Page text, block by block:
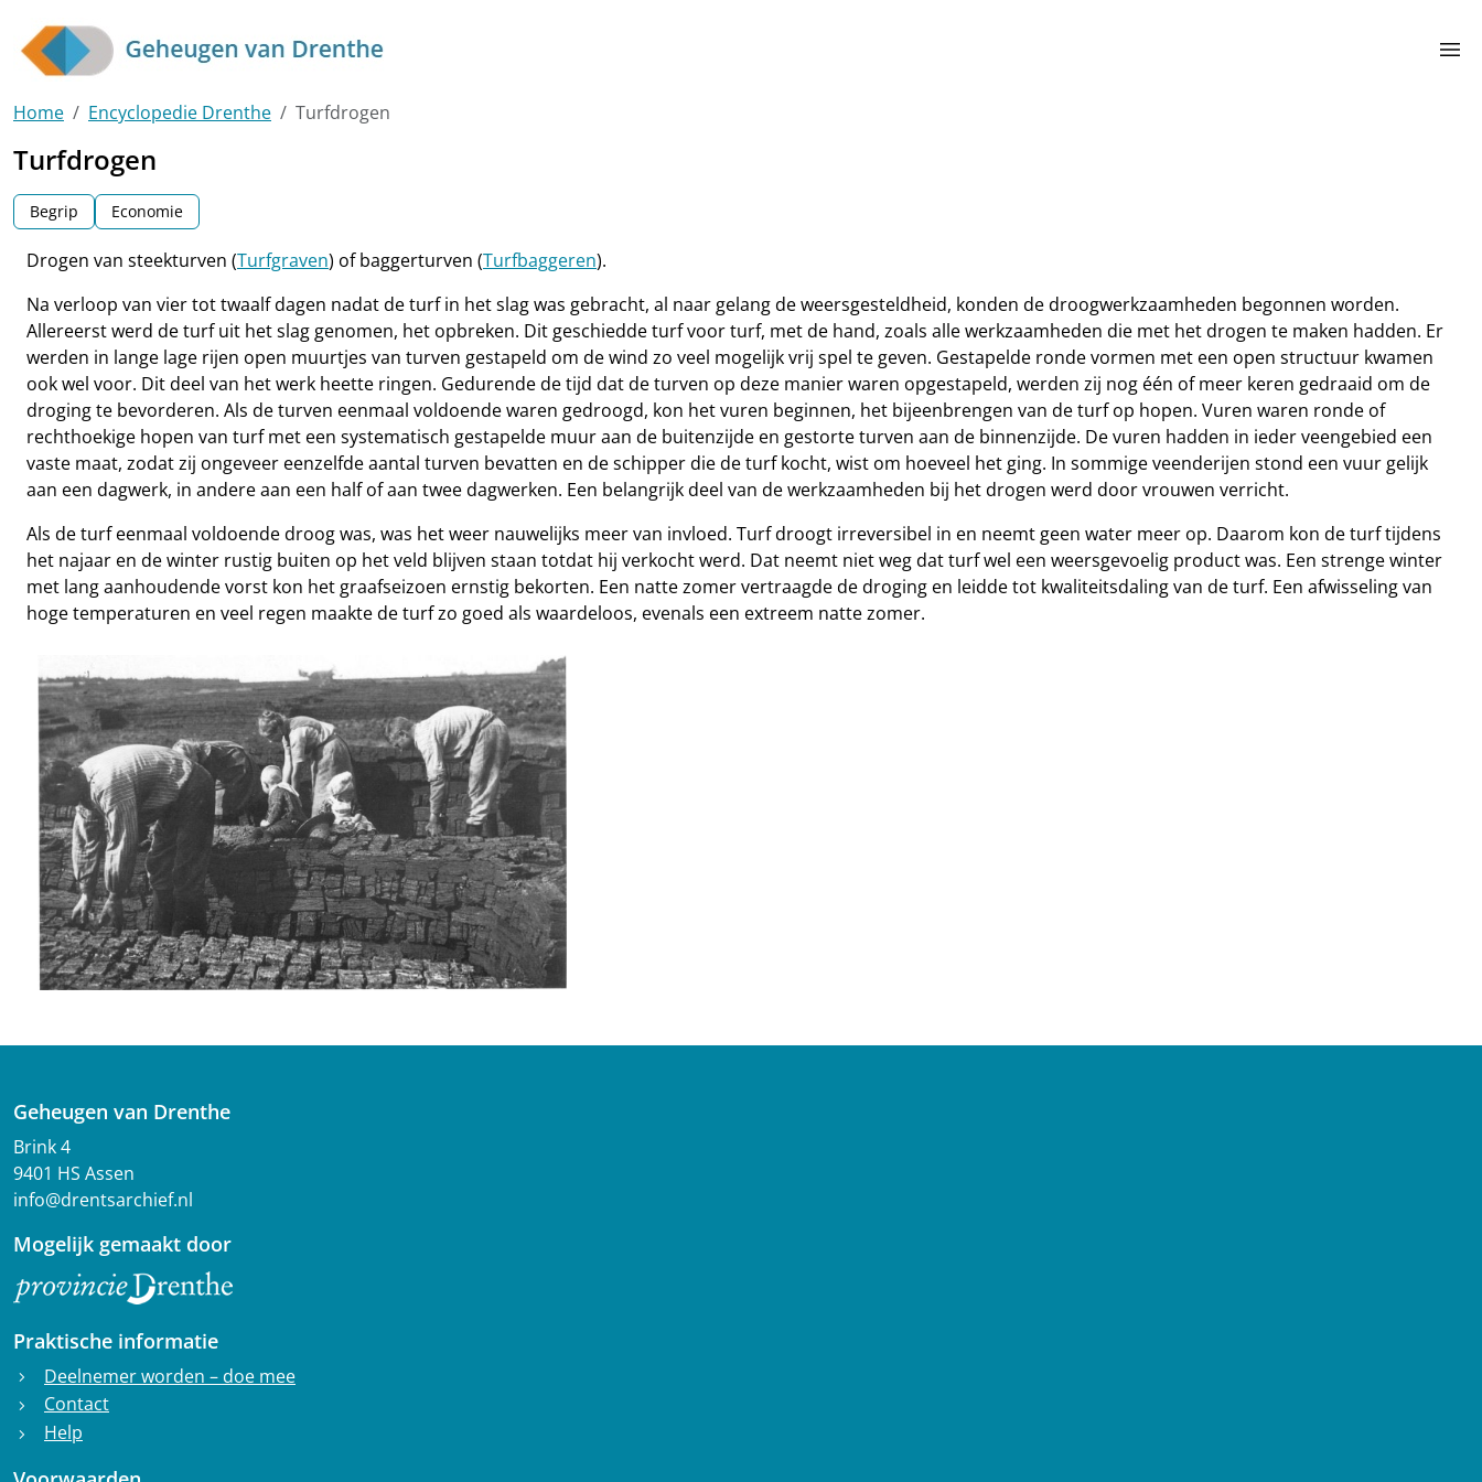
Skip to main content
menu
Home Encyclopedie Drenthe Turfdrogen
Turfdrogen
Begrip Economie
Drogen van steekturven (Turfgraven) of baggerturven (Turfbaggeren).
Na verloop van vier tot twaalf dagen nadat de turf in het slag was gebracht, al naar gelang de weersgesteldheid, konden de droogwerkzaamheden begonnen worden.
Allereerst werd de turf uit het slag genomen, het opbreken. Dit geschiedde turf voor turf, met de hand, zoals alle werkzaamheden die met het drogen te maken hadden. Er
werden in lange lage rijen open muurtjes van turven gestapeld om de wind zo veel mogelijk vrij spel te geven. Gestapelde ronde vormen met een open structuur kwamen
ook wel voor. Dit deel van het werk heette ringen. Gedurende de tijd dat de turven op deze manier waren opgestapeld, werden zij nog één of meer keren gedraaid om de
droging te bevorderen. Als de turven eenmaal voldoende waren gedroogd, kon het vuren beginnen, het bijeenbrengen van de turf op hopen. Vuren waren ronde of
rechthoekige hopen van turf met een systematisch gestapelde muur aan de buitenzijde en gestorte turven aan de binnenzijde. De vuren hadden in ieder veengebied een
vaste maat, zodat zij ongeveer eenzelfde aantal turven bevatten en de schipper die de turf kocht, wist om hoeveel het ging. In sommige veenderijen stond een vuur gelijk
aan een dagwerk, in andere aan een half of aan twee dagwerken. Een belangrijk deel van de werkzaamheden bij het drogen werd door vrouwen verricht.
Als de turf eenmaal voldoende droog was, was het weer nauwelijks meer van invloed. Turf droogt irreversibel in en neemt geen water meer op. Daarom kon de turf tijdens
het najaar en de winter rustig buiten op het veld blijven staan totdat hij verkocht werd. Dat neemt niet weg dat turf wel een weersgevoelig product was. Een strenge winter
met lang aanhoudende vorst kon het graafseizoen ernstig bekorten. Een natte zomer vertraagde de droging en leidde tot kwaliteitsdaling van de turf. Een afwisseling van
hoge temperaturen en veel regen maakte de turf zo goed als waardeloos, evenals een extreem natte zomer.
Geheugen van Drenthe
Brink 4
9401 HS Assen
info@drentsarchief.nl
Mogelijk gemaakt door
Praktische informatie
chevron_right Deelnemer worden – doe mee
chevron_right Contact
chevron_right Help